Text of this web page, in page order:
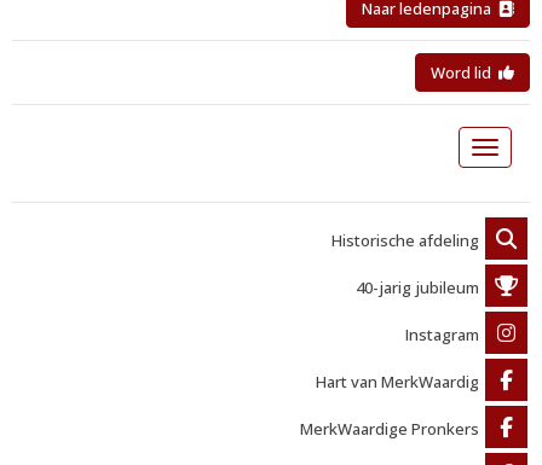
Naar ledenpagina
Word lid
Toggle
Historische afdeling
40-jarig jubileum
Instagram
Hart van MerkWaardig
MerkWaardige Pronkers